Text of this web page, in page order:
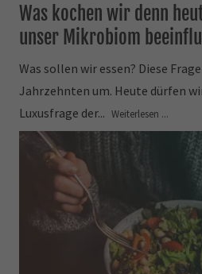
Was kochen wir denn
unser Mikrobiom
Was sollen wir essen? Diese
Jahrzehnten um. Heute dürfen
Luxusfrage der... Weiterlesen ...